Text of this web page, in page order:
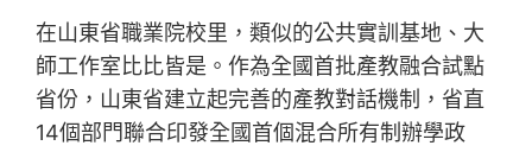
在山東省職業院校里，類似的公共實訓基地、大
師工作室比比皆是。作為全國首批產教融合試點
省份，山東省建立起完善的產教對話機制，省直
14個部門聯合印發全國首個混合所有制辦學政